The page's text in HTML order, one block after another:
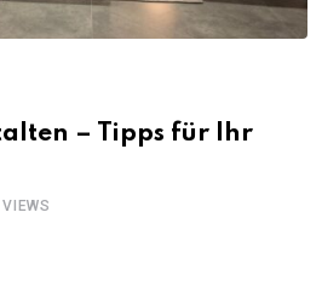
– Tipps für Ihr
VIEWS